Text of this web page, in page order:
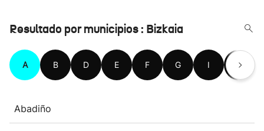
Resultado por municipios : Bizkaia
A B D E F G I K
Abadiño